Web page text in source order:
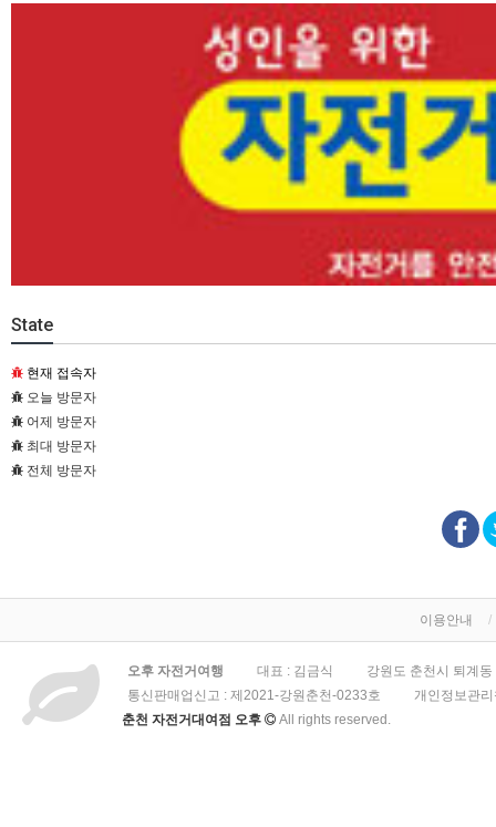
State
현재 접속자
오늘 방문자
어제 방문자
최대 방문자
전체 방문자
이용안내
오후 자전거여행 대표 : 김금식
강원도 춘천시 퇴계
통신판매업신고 : 제2021-강원춘천-0233호
개인정보관
춘천 자전거대여점 오후
All rights reserved.